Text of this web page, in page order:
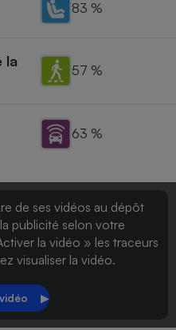
83 %
la
57 %
63 %
de ses vidéos au dépôt
publicité selon votre
la vidéo » les traceurs
visualiser la vidéo.